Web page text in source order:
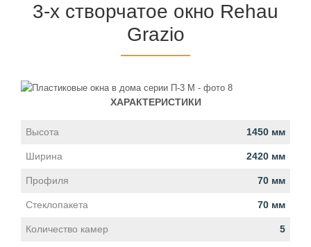
3-х створчатое окно Rehau
Grazio
ХАРАКТЕРИСТИКИ
Высота 1450 мм
Ширина 2420 мм
Профиля 70 мм
Стеклопакета 70 мм
Количество камер 5